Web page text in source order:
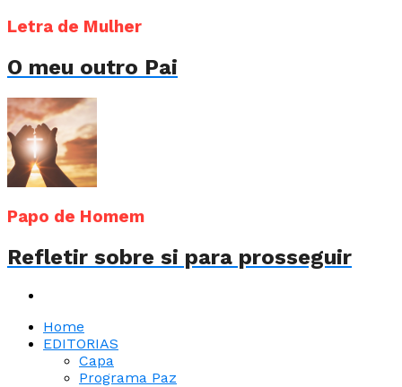
Letra de Mulher
O meu outro Pai
Papo de Homem
Refletir sobre si para prosseguir
Home
EDITORIAS
Capa
Programa Paz